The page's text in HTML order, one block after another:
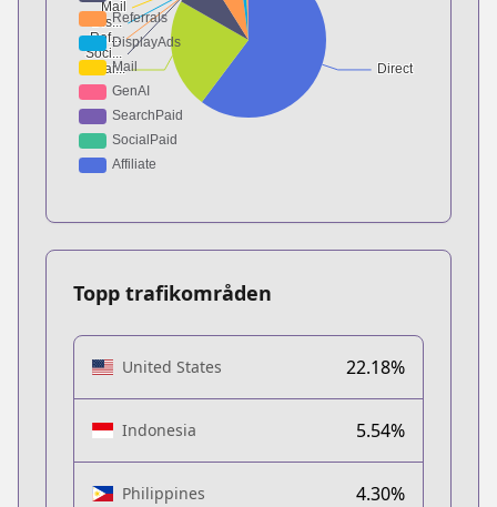
Topp trafikområden
United States 22.18%
Indonesia 5.54%
Philippines 4.30%